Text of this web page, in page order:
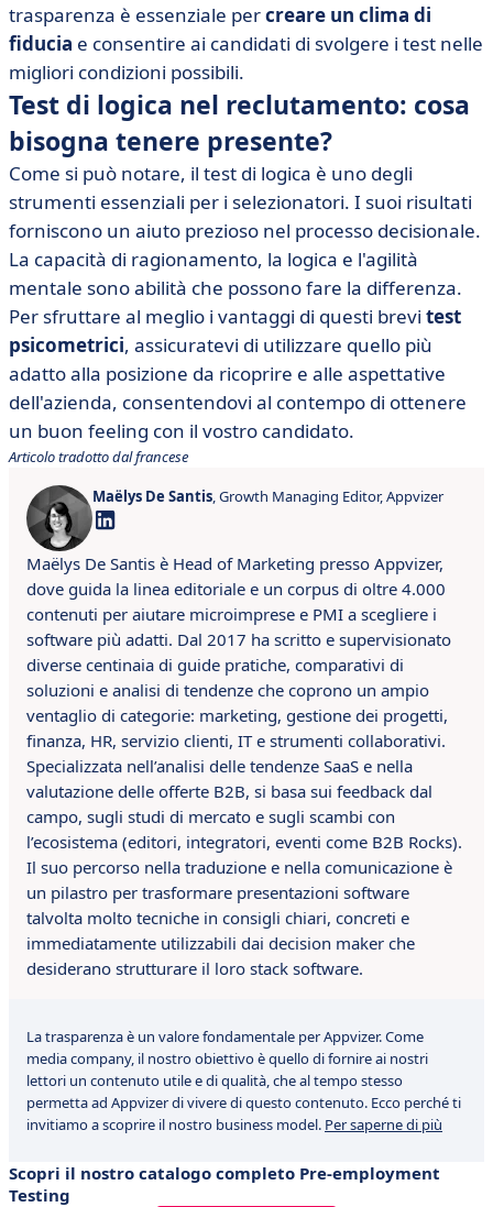
trasparenza è essenziale percreare un clima di
fiducia e consentire ai candidati di svolgere i test nelle
migliori condizioni possibili.
Test di logica nel reclutamento: cosa
bisogna tenere presente?
Come si può notare, il test di logica è uno degli
strumenti essenziali per i selezionatori. I suoi risultati
forniscono un aiuto prezioso nel processo decisionale.
La capacità di ragionamento, la logica e l'agilità
mentale sono abilità che possono fare la differenza.
Per sfruttare al meglio i vantaggi di questi brevi test
psicometrici, assicuratevi di utilizzare quello più
adatto alla posizione da ricoprire e alle aspettative
dell'azienda, consentendovi al contempo di ottenere
un buon feeling con il vostro candidato.
Articolo tradotto dal francese
Maëlys De Santis, Growth Managing Editor, Appvizer
Maëlys De Santis è Head of Marketing presso Appvizer,
dove guida la linea editoriale e un corpus di oltre 4.000
contenuti per aiutare microimprese e PMI a scegliere i
software più adatti. Dal 2017 ha scritto e supervisionato
diverse centinaia di guide pratiche, comparativi di
soluzioni e analisi di tendenze che coprono un ampio
ventaglio di categorie: marketing, gestione dei progetti,
finanza, HR, servizio clienti, IT e strumenti collaborativi.
Specializzata nell’analisi delle tendenze SaaS e nella
valutazione delle offerte B2B, si basa sui feedback dal
campo, sugli studi di mercato e sugli scambi con
l’ecosistema (editori, integratori, eventi come B2B Rocks).
Il suo percorso nella traduzione e nella comunicazione è
un pilastro per trasformare presentazioni software
talvolta molto tecniche in consigli chiari, concreti e
immediatamente utilizzabili dai decision maker che
desiderano strutturare il loro stack software.
La trasparenza è un valore fondamentale per Appvizer. Come
media company, il nostro obiettivo è quello di fornire ai nostri
lettori un contenuto utile e di qualità, che al tempo stesso
permetta ad Appvizer di vivere di questo contenuto. Ecco perché ti
invitiamo a scoprire il nostro business model. Per saperne di più
Scopri il nostro catalogo completo Pre-employment
Testing